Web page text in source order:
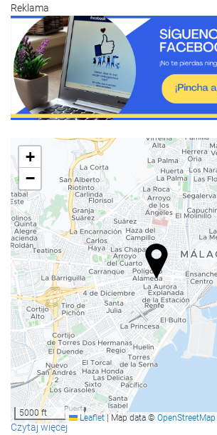
Recepcja
przechowalnia bagażu
Sejf
Kantor
biuro informacji turystycznej
Wypoczynek / Dla rodzin
klub dla dzieci
Plac zabaw dla dzieci
Disco
Posiłki i napoje
Restauracja
obsługa pokoju
Strefy wspólne
Gry
Telewizja
Reklama
+
−
5000 ft Leaflet Map data © OpenStreetMap
Síguenos en Instagram
Czytaj więcej